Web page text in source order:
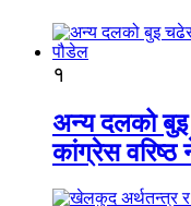
१
अन्य दलको बुइ
कांग्रेस वरिष्ठ